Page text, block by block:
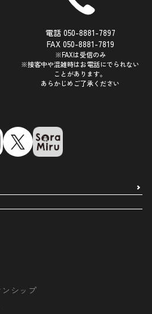
電話 050-8881-7897
FAX 050-8881-7819
※FAXは受信のみ
※接客中や混雑時はお電話にでられない
ことがあります。
あらかじめご了承ください
シップ